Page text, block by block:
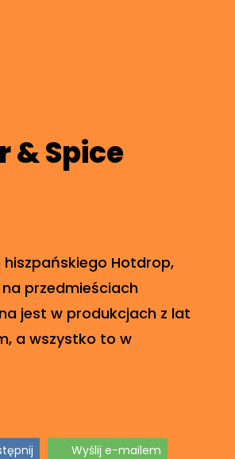
& Spice
hiszpańskiego Hotdrop,
na przedmieściach
jest w produkcjach z lat
a wszystko to w
Wyślij e-mailem